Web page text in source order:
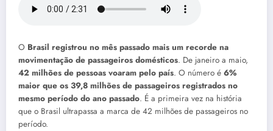
O Brasil registrou no mês passado mais um recorde na
movimentação de passageiros domésticos. De janeiro a maio,
42 milhões de pessoas voaram pelo país. O número é 6%
maior que os 39,8 milhões de passageiros registrados no
mesmo período do ano passado. É a primeira vez na história
que o Brasil ultrapassa a marca de 42 milhões de passageiros no
período.